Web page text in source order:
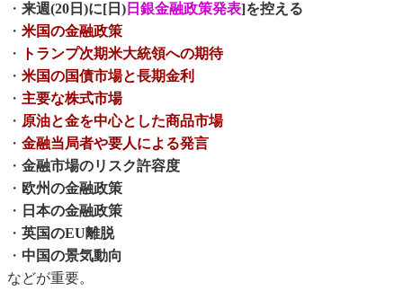
・ 来週(20日)に[日) 日銀金融政策発表]を控える
・ 米国の金融政策
・
トランプ次期米大統領への期待
・ 米国の国債市場と長期金利
・ 主要な株式市場
・ 原油と金を中心とした商品市場
・ 金融当局者や要人による発言
・ 金融市場のリスク許容度
・ 欧州の金融政策
・ 日本の金融政策
・ 英国のEU離脱
・ 中国の景気動向
などが重要。